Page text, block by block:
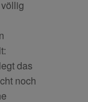
das
noch